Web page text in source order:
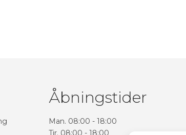
Åbningstider
Man. 08:00 - 18:00
Tir. 08:00 - 18:00